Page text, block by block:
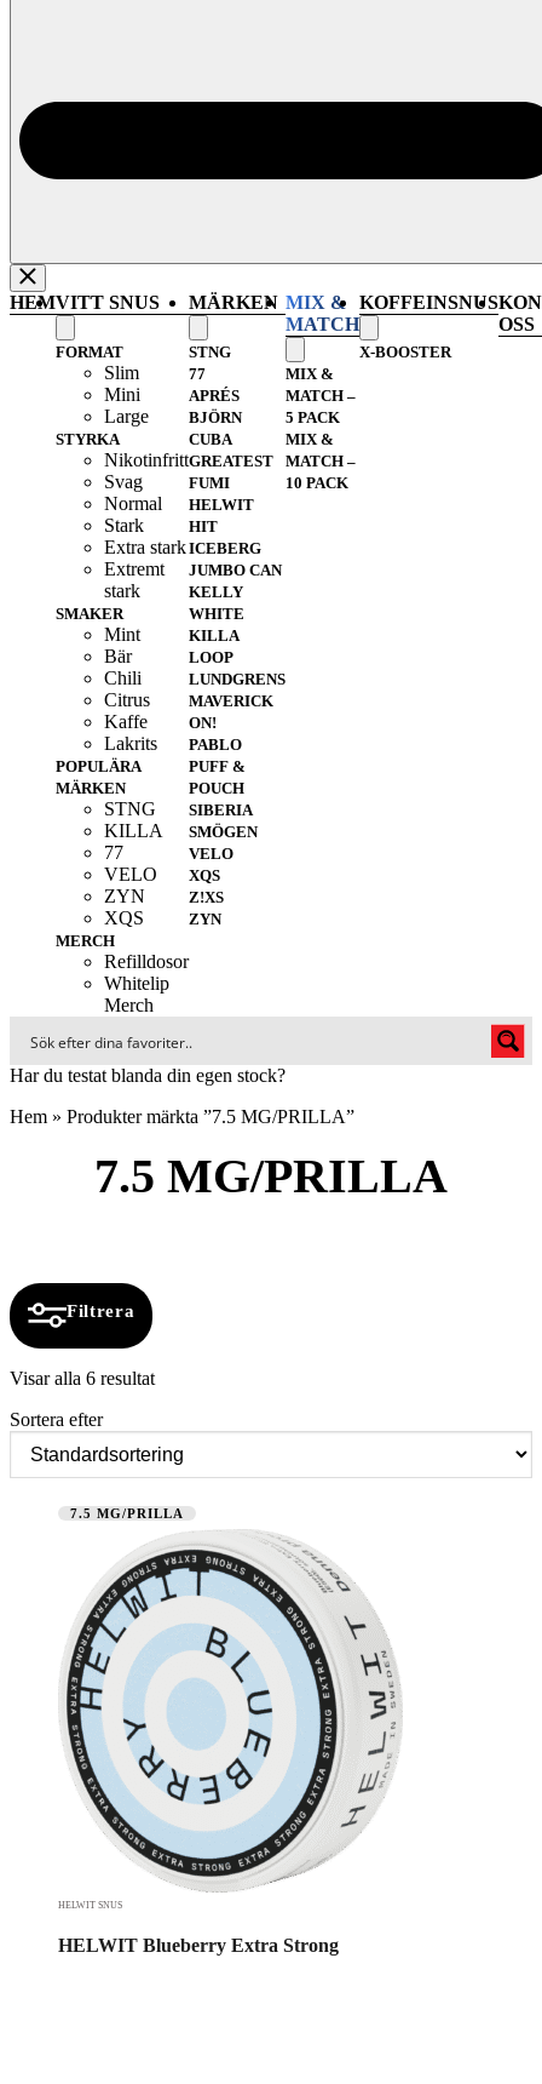
HEMVITT SNUS
FORMAT
Slim
Mini
Large
STYRKA
Nikotinfritt
Svag
Normal
Stark
Extra stark
Extremt
stark
SMAKER
Mint
Bär
Chili
Citrus
Kaffe
Lakrits
POPULÄRA
MÄRKEN
STNG
KILLA
77
VELO
ZYN
XQS
MERCH
Refilldosor
Whitelip
Merch
MÄRKEN
STNG
77
APRÉS
BJÖRN
CUBA
GREATEST
FUMI
HELWIT
HIT
ICEBERG
JUMBO CAN
KELLY
WHITE
KILLA
LOOP
LUNDGRENS
MAVERICK
ON!
PABLO
PUFF &
POUCH
SIBERIA
SMÖGEN
VELO
XQS
Z!XS
ZYN
MIX &
MATCH
MIX &
MATCH –
5 PACK
MIX &
MATCH –
10 PACK
KOFFEINSNUS
X-BOOSTER
OSS
Har du testat blanda din egen stock?
Hem » Produkter märkta ”7.5 MG/PRILLA”
7.5 MG/PRILLA
Filtrera
Visar alla 6 resultat
Sortera efter
7.5 MG/PRILLA
HELWIT SNUS
HELWIT Blueberry Extra Strong